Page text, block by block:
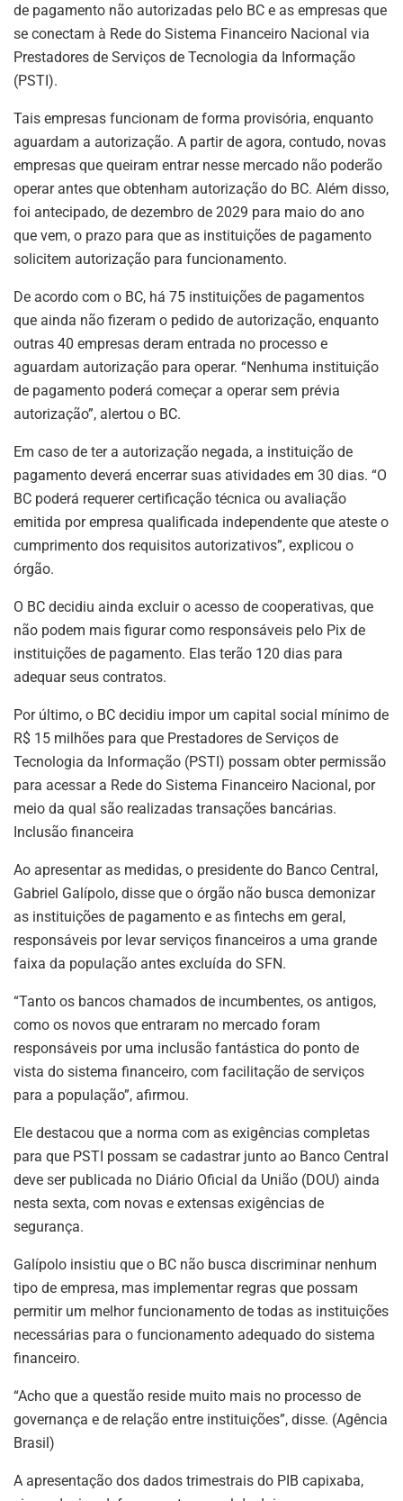
de pagamento não autorizadas pelo BC e as empresas que
se conectam à Rede do Sistema Financeiro Nacional via
Prestadores de Serviços de Tecnologia da Informação
(PSTI).
Tais empresas funcionam de forma provisória, enquanto
aguardam a autorização. A partir de agora, contudo, novas
empresas que queiram entrar nesse mercado não poderão
operar antes que obtenham autorização do BC. Além disso,
foi antecipado, de dezembro de 2029 para maio do ano
que vem, o prazo para que as instituições de pagamento
solicitem autorização para funcionamento.
De acordo com o BC, há 75 instituições de pagamentos
que ainda não fizeram o pedido de autorização, enquanto
outras 40 empresas deram entrada no processo e
aguardam autorização para operar. “Nenhuma instituição
de pagamento poderá começar a operar sem prévia
autorização”, alertou o BC.
Em caso de ter a autorização negada, a instituição de
pagamento deverá encerrar suas atividades em 30 dias. “O
BC poderá requerer certificação técnica ou avaliação
emitida por empresa qualificada independente que ateste o
cumprimento dos requisitos autorizativos”, explicou o
órgão.
O BC decidiu ainda excluir o acesso de cooperativas, que
não podem mais figurar como responsáveis pelo Pix de
instituições de pagamento. Elas terão 120 dias para
adequar seus contratos.
Por último, o BC decidiu impor um capital social mínimo de
R$ 15 milhões para que Prestadores de Serviços de
Tecnologia da Informação (PSTI) possam obter permissão
para acessar a Rede do Sistema Financeiro Nacional, por
meio da qual são realizadas transações bancárias.
Inclusão financeira
Ao apresentar as medidas, o presidente do Banco Central,
Gabriel Galípolo, disse que o órgão não busca demonizar
as instituições de pagamento e as fintechs em geral,
responsáveis por levar serviços financeiros a uma grande
faixa da população antes excluída do SFN.
“Tanto os bancos chamados de incumbentes, os antigos,
como os novos que entraram no mercado foram
responsáveis por uma inclusão fantástica do ponto de
vista do sistema financeiro, com facilitação de serviços
para a população”, afirmou.
Ele destacou que a norma com as exigências completas
para que PSTI possam se cadastrar junto ao Banco Central
deve ser publicada no Diário Oficial da União (DOU) ainda
nesta sexta, com novas e extensas exigências de
segurança.
Galípolo insistiu que o BC não busca discriminar nenhum
tipo de empresa, mas implementar regras que possam
permitir um melhor funcionamento de todas as instituições
necessárias para o funcionamento adequado do sistema
financeiro.
“Acho que a questão reside muito mais no processo de
governança e de relação entre instituições”, disse. (Agência
Brasil)
A apresentação dos dados trimestrais do PIB capixaba,